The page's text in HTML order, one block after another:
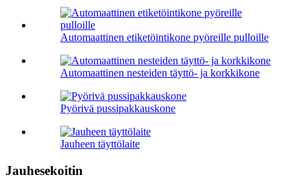
Automaattinen etiketöintikone pyöreille pulloille
Automaattinen nesteiden täyttö- ja korkkikone
Pyörivä pussipakkauskone
Jauheen täyttölaite
Jauhesekoitin